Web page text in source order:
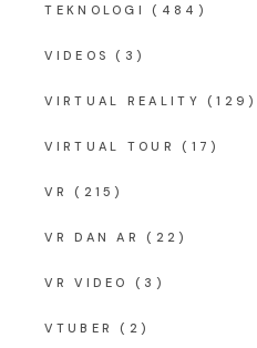
TEKNOLOGI (484)
VIDEOS (3)
VIRTUAL REALITY (129)
VIRTUAL TOUR (17)
VR (215)
VR DAN AR (22)
VR VIDEO (3)
VTUBER (2)